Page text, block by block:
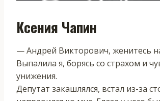
Ксения Чапин
— Андрей Викторович, женитесь
Выпалила я, борясь со страхом и
унижения.
Депутат закашлялся, встал из-за